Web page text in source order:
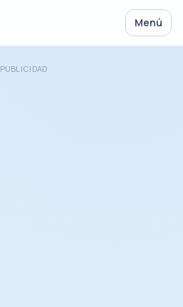
Menú
PUBLICIDAD